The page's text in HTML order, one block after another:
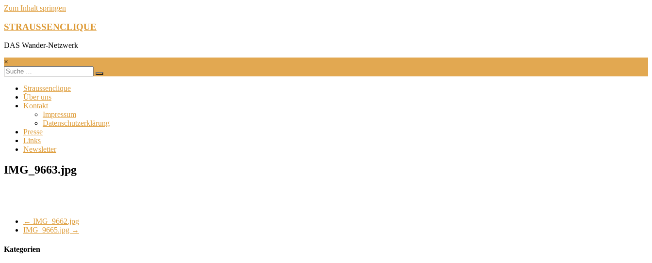
Zum Inhalt springen
STRAUSSENCLIQUE
DAS Wander-Netzwerk
×
Straussenclique
Über uns
Kontakt
Impressum
Datenschutzerklärung
Presse
Links
Newsletter
IMG_9663.jpg
← IMG_9662.jpg
IMG_9665.jpg →
Kategorien